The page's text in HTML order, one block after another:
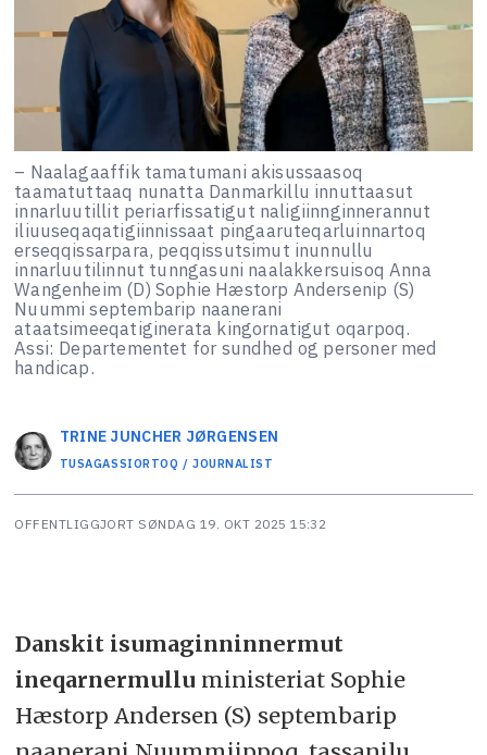
– Naalagaaffik tamatumani akisussaasoq
taamatuttaaq nunatta Danmarkillu innuttaasut
innarluutillit periarfissatigut naligiinnginnerannut
iliuuseqaqatigiinnissaat pingaaruteqarluinnartoq
erseqqissarpara, peqqissutsimut inunnullu
innarluutilinnut tunngasuni naalakkersuisoq Anna
Wangenheim (D) Sophie Hæstorp Andersenip (S)
Nuummi septembarip naanerani
ataatsimeeqatiginerata kingornatigut oqarpoq.
Assi: Departementet for sundhed og personer med
handicap.
TRINE JUNCHER JØRGENSEN
TUSAGASSIORTOQ / JOURNALIST
OFFENTLIGGJORT SØNDAG 19. OKT 2025 15:32
Danskit isumaginninnermut
ineqarnermullu ministeriat Sophie
Hæstorp Andersen (S) septembarip